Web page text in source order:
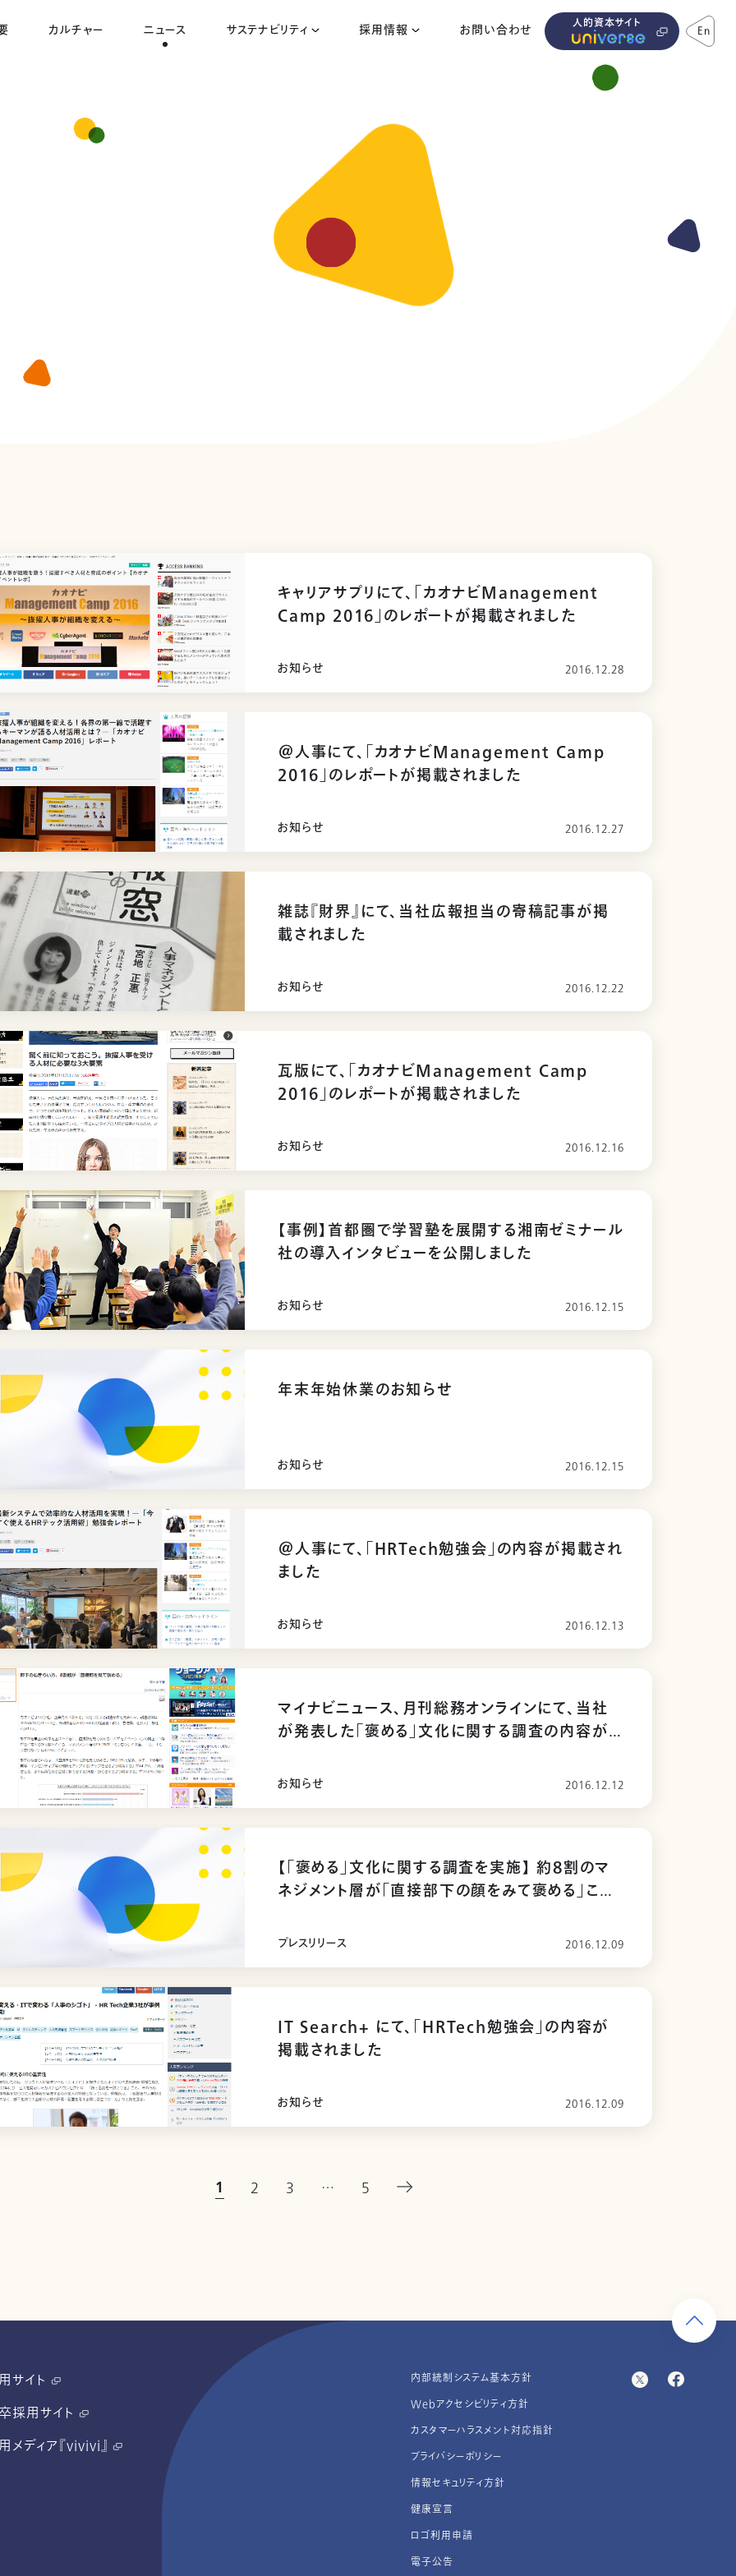
カルチャー ニュース サステナビリティ 採用情報 お問い合わせ 人的資本サイト En
キャリアサプリにて、「カオナビManagement
Camp 2016」のレポートが掲載されました
お知らせ 2016.12.28
＠人事にて、「カオナビManagement Camp
2016」のレポートが掲載されました
お知らせ 2016.12.27
雑誌『財界』にて、当社広報担当の寄稿記事が掲
載されました
お知らせ 2016.12.22
瓦版にて、「カオナビManagement Camp
2016」のレポートが掲載されました
お知らせ 2016.12.16
【事例】首都圏で学習塾を展開する湘南ゼミナール
社の導入インタビューを公開しました
お知らせ 2016.12.15
年末年始休業のお知らせ
お知らせ 2016.12.15
＠人事にて、「HRTech勉強会」の内容が掲載され
ました
お知らせ 2016.12.13
マイナビニュース、月刊総務オンラインにて、当社
が発表した「褒める」文化に関する調査の内容が
お知らせ 2016.12.12
【「褒める」文化に関する調査を実施】 約8割のマ
ネジメント層が「直接部下の顔をみて褒める」こと
致しないことがある」現状
プレスリリース 2016.12.09
IT Search+ にて、「HRTech勉強会」の内容が
掲載されました
お知らせ 2016.12.09
1 2 3 … 5
サイト
採用サイト
メディア『vivivi』
内部統制システム基本方針
Webアクセシビリティ方針
カスタマーハラスメント対応指針
プライバシーポリシー
情報セキュリティ方針
健康宣言
ロゴ利用申請
電子公告